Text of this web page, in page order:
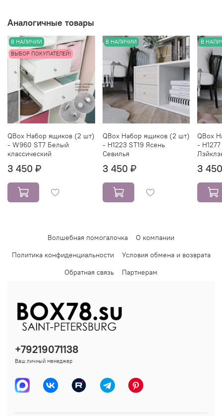
Аналогичные товары
В НАЛИЧИИ
ВЫБОР ПОКУПАТЕЛЕЙ!
QBox Набор ящиков (2 шт)
- W960 ST7 Белый
классический
3 450 ₽
В НАЛИЧИИ
QBox Набор ящиков (2 шт)
- H1223 ST19 Ясень
Севилья
3 450 ₽
В
QBox
-
3
Волшебная помогалочка
О компании
Политика конфиденциальности
Условия обмена и возврата
Обратная связь
Партнерам
+79219071138
Ваш личный менеджер